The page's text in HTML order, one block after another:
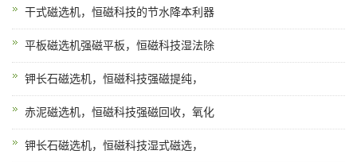
干式磁选机，恒磁科技的节水降本利器
平板磁选机强磁平板，恒磁科技湿法除
钾长石磁选机，恒磁科技强磁提纯，
赤泥磁选机，恒磁科技强磁回收，氧化
钾长石磁选机，恒磁科技湿式磁选，